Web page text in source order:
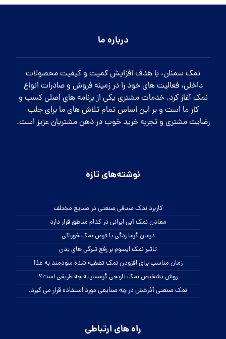
درباره ما
نمک سمنان، با هدف افزایش کمیت و کیفیت محصولات
داخلی، فعالیت های خود را در زمینه فروش و صادرات انواع
نمک آغاز کرد. خدمات مشتری یکی از برنامه های اصلی کسب و
کار ما است و بر این اساس تمام تلاش های ما برای جلب
رضایت مشتری و تجربه خرید خوب در ذهن مشتریان عزیز است.
نوشته‌های تازه
کاربرد نمک صدفی صنعتی در صنایع مختلف
معادن نمک آبی ایرانی در کدام مناطق قرار دارد
درمان گرما زدگی با قرص نمک خوراکی
تاثیر نمک اپسوم بر رفع تیرگی های بدن
زمان مناسب برای افزودن نمک تصفیه شده سودمند به غذا
روش تشخیص نمک نارنجی گرمسار به چه طریقی است؟
نمک صنعتی آذرخش در چه صنایعی مورد استفاده قرار می گیرد.
راه های ارتباطی